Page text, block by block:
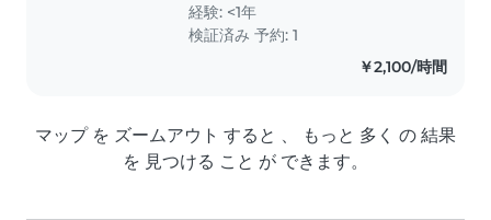
経験: <1年
検証済み 予約: 1
￥2,100/時間
マップ を ズームアウト すると 、 もっと 多く の 結果
を 見つける こと が できます。